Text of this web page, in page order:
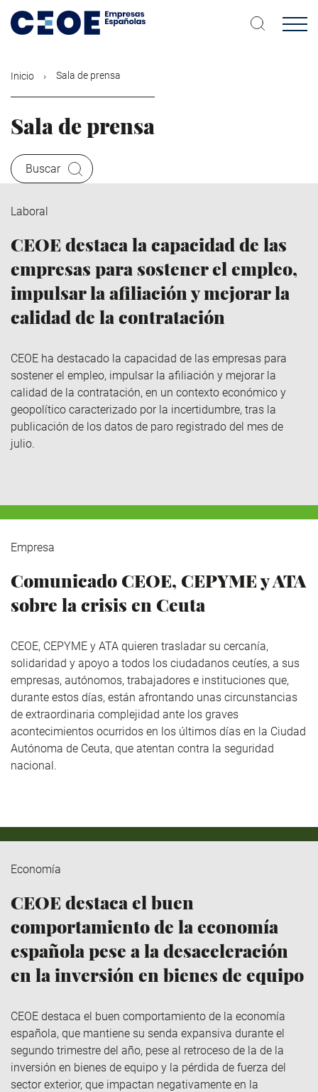
contenido
Inicio Sala de prensa
Sala de prensa
Buscar
Laboral
CEOE destaca la capacidad de las
empresas para sostener el empleo,
impulsar la afiliación y mejorar la
calidad de la contratación
CEOE ha destacado la capacidad de las empresas para
sostener el empleo, impulsar la afiliación y mejorar la
calidad de la contratación, en un contexto económico y
geopolítico caracterizado por la incertidumbre, tras la
publicación de los datos de paro registrado del mes de
julio.
Empresa
Comunicado CEOE, CEPYME y ATA
sobre la crisis en Ceuta
CEOE, CEPYME y ATA quieren trasladar su cercanía,
solidaridad y apoyo a todos los ciudadanos ceutíes, a sus
empresas, autónomos, trabajadores e instituciones que,
durante estos días, están afrontando unas circunstancias
de extraordinaria complejidad ante los graves
acontecimientos ocurridos en los últimos días en la Ciudad
Autónoma de Ceuta, que atentan contra la seguridad
nacional.
Economía
CEOE destaca el buen
comportamiento de la economía
española pese a la desaceleración
en la inversión en bienes de equipo
CEOE destaca el buen comportamiento de la economía
española, que mantiene su senda expansiva durante el
segundo trimestre del año, pese al retroceso de la de la
inversión en bienes de equipo y la pérdida de fuerza del
sector exterior, que impactan negativamente en la